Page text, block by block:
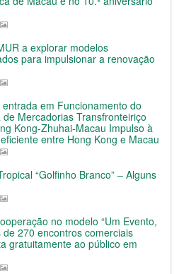
a explorar modelos
para impulsionar a renovação
em Funcionamento do
Mercadorias Transfronteiriço
Kong-Zhuhai-Macau Impulso à
entre Hong Kong e Macau
“Golfinho Branco” – Alguns
no modelo “Um Evento,
de 270 encontros comerciais
gratuitamente ao público em